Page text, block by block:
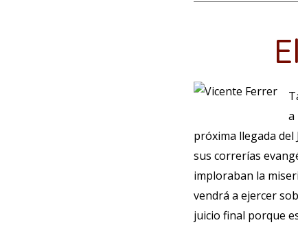
a
próxima llegada del
sus correrías
imploraban la
vendrá a ejercer
juicio final porque